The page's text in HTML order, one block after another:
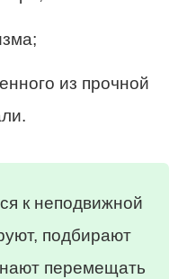
из прочной
к неподвижной
подбирают
перемещать